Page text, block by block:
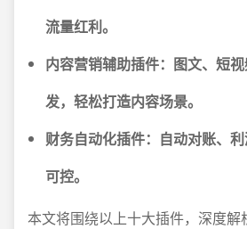
流量红利。
内容营销辅助插件：图文、短
发，轻松打造内容场景。
财务自动化插件：自动对账、
可控。
本文将围绕以上十大插件，深度解